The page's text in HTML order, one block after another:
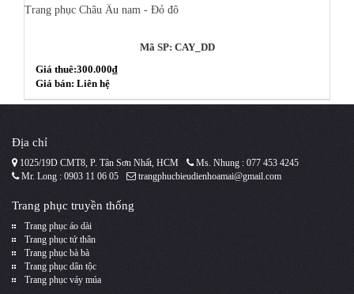
Trang phục Châu Âu nam - Đỏ đô
Mã SP: CAY_DD
Giá thuê:300.000₫
Giá bán: Liên hệ
Địa chỉ
1025/19D CMT8, P. Tân Sơn Nhất, HCM
Ms. Nhung : 077 453 4245
Mr. Long : 0903 11 06 05
trangphucbieudienhoamai@gmail.com
Trang phục truyền thống
Trang phục áo dài
Trang phục tứ thân
Trang phục bà bà
Trang phục dân tộc
Trang phục váy múa